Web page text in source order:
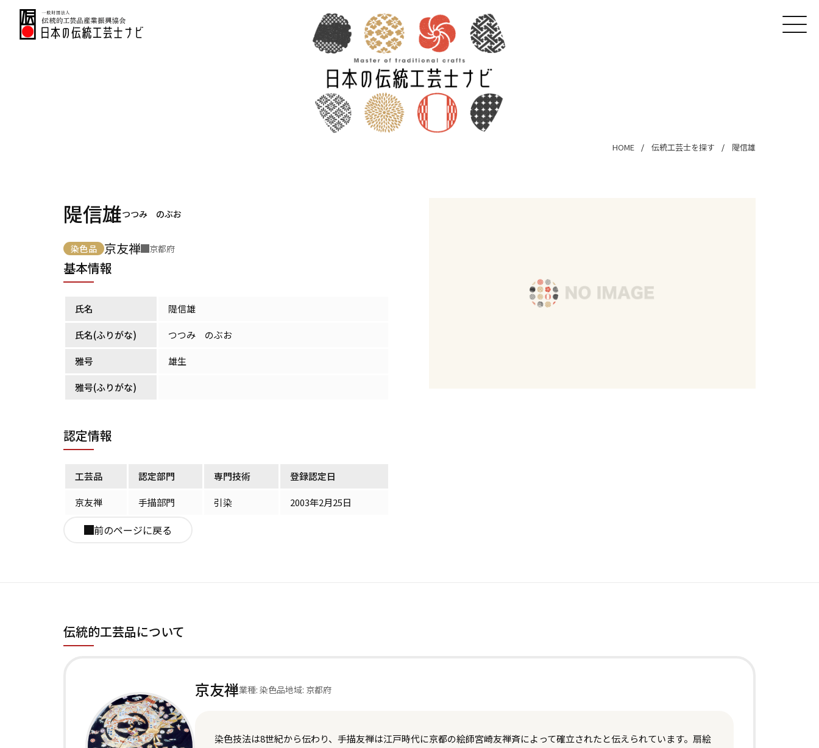
HOME 伝統工芸士を探す 隄信雄
隄信雄つつみ のぶお
染色品 京友禅 京都府
基本情報
氏名 隄信雄
氏名(ふりがな) つつみ のぶお
雅号 雄生
雅号(ふりがな)
認定情報
工芸品 認定部門 専門技術 登録認定日
京友禅 手描部門 引染 2003年2月25日
前のページに戻る
伝統的工芸品について
京友禅業種: 染色品地域: 京都府
染色技法は8世紀から伝わり、手描友禅は江戸時代に京都の絵師宮崎友禅斉によって確立されたと伝えられています。扇絵